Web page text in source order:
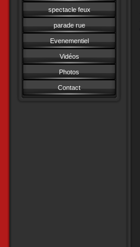
spectacle feux
parade rue
Evenementiel
Vidéos
Photos
Contact